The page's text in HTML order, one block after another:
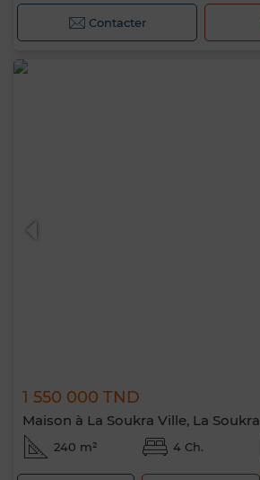
Contacter
1 550 000 TND
Maison à La Soukra Ville, La Soukra
240 m² 4 Ch.